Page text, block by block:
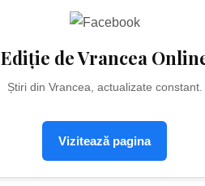
Ediție de Vrancea
Știri din Vrancea, actualizate constant.
Vizitează pagina